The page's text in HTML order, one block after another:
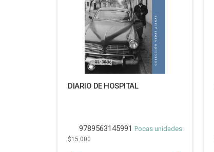
DIARIO DE HOSPITAL
9789563145991 Pocas unidades
$15.000